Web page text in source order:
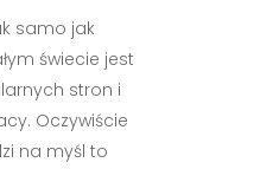
samo jak
świecie jest
stron i
Oczywiście
na myśl to